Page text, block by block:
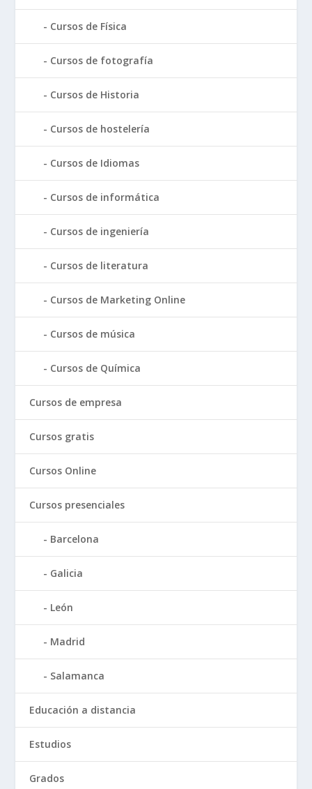
Cursos de Física
Cursos de fotografía
Cursos de Historia
Cursos de hostelería
Cursos de Idiomas
Cursos de informática
Cursos de ingeniería
Cursos de literatura
Cursos de Marketing Online
Cursos de música
Cursos de Química
Cursos de empresa
Cursos gratis
Cursos Online
Cursos presenciales
Barcelona
Galicia
León
Madrid
Salamanca
Educación a distancia
Estudios
Grados